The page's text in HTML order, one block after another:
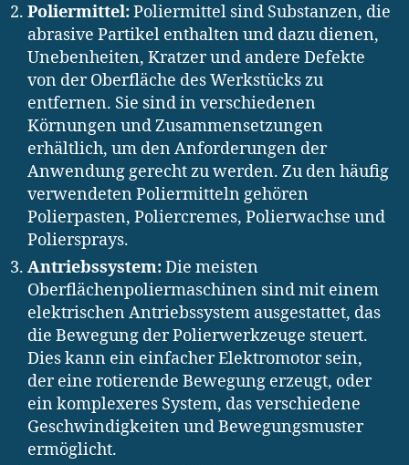
Poliermittel:Poliermittel sind Substanzen, die
abrasive Partikel enthalten und dazu dienen,
Unebenheiten, Kratzer und andere Defekte
von der Oberfläche des Werkstücks zu
entfernen. Sie sind in verschiedenen
Körnungen und Zusammensetzungen
erhältlich, um den Anforderungen der
Anwendung gerecht zu werden. Zu den häufig
verwendeten Poliermitteln gehören
Polierpasten, Poliercremes, Polierwachse und
Poliersprays.
Antriebssystem:Die meisten
Oberflächenpoliermaschinen sind mit einem
elektrischen Antriebssystem ausgestattet, das
die Bewegung der Polierwerkzeuge steuert.
Dies kann ein einfacher Elektromotor sein,
der eine rotierende Bewegung erzeugt, oder
ein komplexeres System, das verschiedene
Geschwindigkeiten und Bewegungsmuster
ermöglicht.